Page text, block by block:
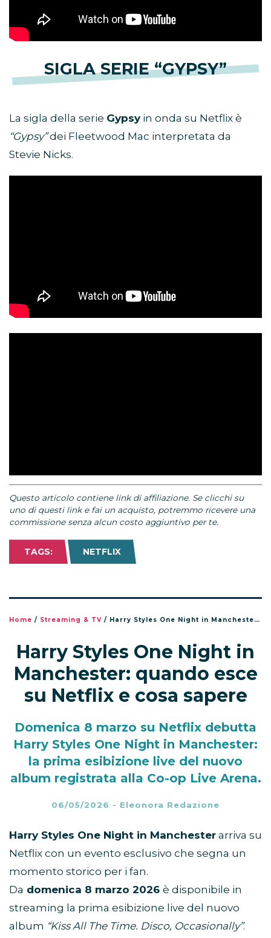
SIGLA SERIE “GYPSY”
La sigla della serie Gypsyin onda su Netflix è
“Gypsy”dei Fleetwood Mac interpretata da
Stevie Nicks.
Questo articolo contiene link di affiliazione. Se clicchi su
uno di questi link e fai un acquisto, potremmo ricevere una
commissione senza alcun costo aggiuntivo per te.
TAGS: NETFLIX
Home / Streaming & TV / Harry Styles One Night in Manchester: quando esce su Netflix e cosa sapere
Harry Styles One Night in
Manchester: quando esce
su Netflix e cosa sapere
Domenica 8 marzo su Netflix debutta
Harry Styles One Night in Manchester:
la prima esibizione live del nuovo
album registrata alla Co-op Live Arena.
06/05/2026 - Eleonora Redazione
Harry Styles One Night in Manchester arriva su
Netflix con un evento esclusivo che segna un
momento storico per i fan.
Da domenica 8 marzo 2026 è disponibile in
streaming la prima esibizione live del nuovo
album “Kiss All The Time. Disco, Occasionally”.